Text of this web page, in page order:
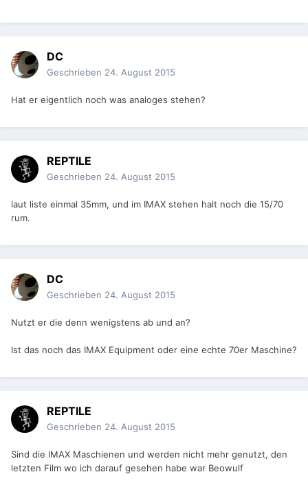
DC
Geschrieben 24. August 2015
Hat er eigentlich noch was analoges stehen?
REPTILE
Geschrieben 24. August 2015
laut liste einmal 35mm, und im IMAX stehen halt noch die 15/70
rum.
DC
Geschrieben 24. August 2015
Nutzt er die denn wenigstens ab und an?
Ist das noch das IMAX Equipment oder eine echte 70er Maschine?
REPTILE
Geschrieben 24. August 2015
Sind die IMAX Maschienen und werden nicht mehr genutzt, den
letzten Film wo ich darauf gesehen habe war Beowulf